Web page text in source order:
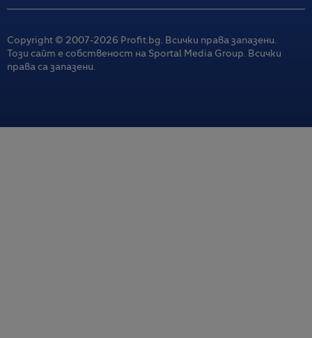
Copyright © 2007-2026 Profit.bg. Всички права запазени.
Този сайт е собственост на Sportal Media Group. Всички
права са запазени.